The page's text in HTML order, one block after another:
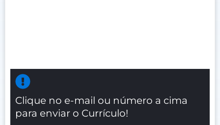
Clique no e-mail ou número a cima
para enviar o Currículo!